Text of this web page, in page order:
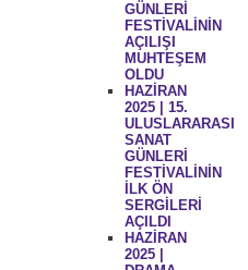
GÜNLERİ
FESTİVALİNİN
AÇILIŞI
MUHTEŞEM
OLDU
HAZİRAN
2025 | 15.
ULUSLARARASI
SANAT
GÜNLERİ
FESTİVALİNİN
İLK ÖN
SERGİLERİ
AÇILDI
HAZİRAN
2025 |